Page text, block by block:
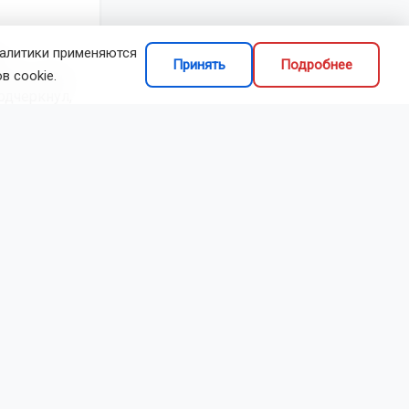
спорта
применяются
cookie.
Принять Подробнее